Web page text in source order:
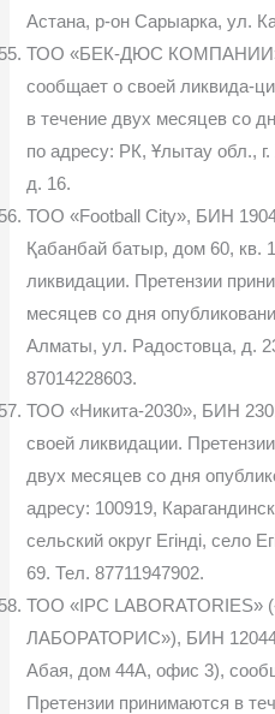
Астана, р-он Сарыарка, ул.
ТОО «БЕК-ДЮС КОМПАНИИ»
сообщает о своей ликвида-
в течение двух месяцев со
по адресу: РК, Ұлытау обл.,
д. 16.
ТОО «Football City», БИН
Қабанбай батыр, дом 60, кв.
ликвидации. Претензии
месяцев со дня
Алматы, ул. Радостовца, д.
87014228603.
ТОО «Никита-2030», БИН
своей ликвидации.
двух месяцев со дня
адресу: 100919,
сельский округ Егінді, село
69. Тел. 87711947902.
ТОО «IPC
ЛАБОРАТОРИС»), БИН
Абая, дом 44А, офис 3),
Претензии принимаются в